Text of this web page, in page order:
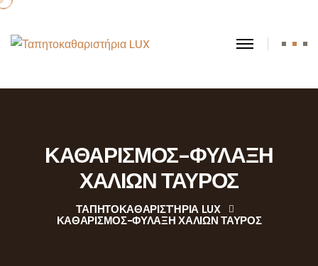
ΚΑΘΑΡΙΣΜΟΣ-ΦΥΛΑΞΗ
ΧΑΛΙΩΝ ΤΑΥΡΟΣ
ΤΑΠΗΤΟΚΑΘΑΡΙΣΤΉΡΙΑ LUX
ΚΑΘΑΡΙΣΜΟΣ-ΦΥΛΑΞΗ ΧΑΛΙΩΝ ΤΑΥΡΟΣ